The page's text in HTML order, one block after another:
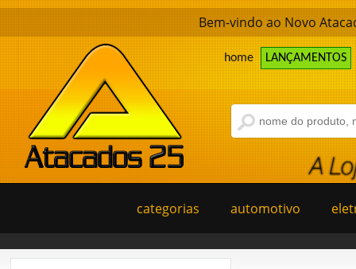
home LANÇAMENTOS
Bem-vindo ao Novo
categorias automotivo